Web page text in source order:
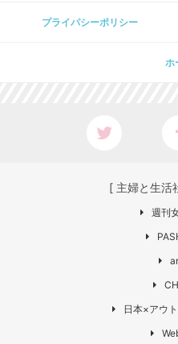
プライパシーポリシー
ホ
[ 主婦と生活
週刊
日本×アウ